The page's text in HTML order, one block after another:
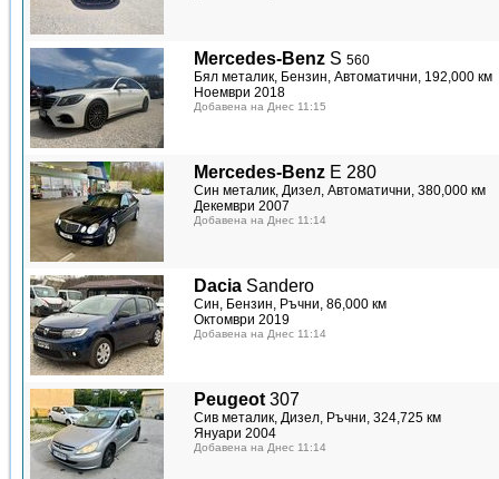
Mercedes-Benz S 560
Бял металик, Бензин, Автоматични, 192,000 км
Ноември 2018
Добавена на Днес 11:15
Mercedes-Benz E 280
Син металик, Дизел, Автоматични, 380,000 км
Декември 2007
Добавена на Днес 11:14
Dacia Sandero
Син, Бензин, Ръчни, 86,000 км
Октомври 2019
Добавена на Днес 11:14
Peugeot 307
Сив металик, Дизел, Ръчни, 324,725 км
Януари 2004
Добавена на Днес 11:14